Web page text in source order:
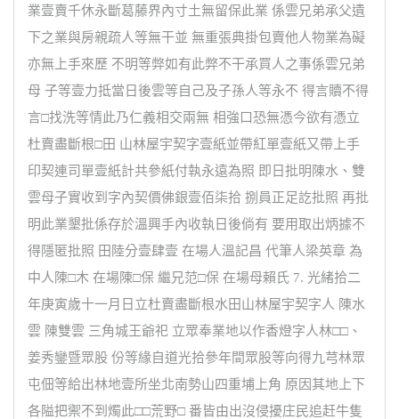
業壹賣千休永斷葛藤界內寸土無留保此業 係雲兄弟承父遺
下之業與房親疏人等無干並 無重張典掛包賣他人物業為礙
亦無上手來歷 不明等弊如有此弊不干承買人之事係雲兄弟
母 子等壹力抵當日後雲等自己及子孫人等永不 得言贖不得
言□找洗等情此乃仁義相交兩無 相強口恐無憑今欲有憑立
杜賣盡斷根□田 山林屋宇契字壹紙並帶紅單壹紙又帶上手
印契連司單壹紙計共參紙付執永遠為照 即日批明陳水、雙
雲母子實收到字內契價佛銀壹佰柒拾 捌員正足訖批照 再批
明此業墾批係存於溫興手內收執日後倘有 要用取出炳據不
得隱匿批照 田陸分壹肆壹 在場人溫記昌 代筆人梁英章 為
中人陳□木 在場陳□保 繼兄范□保 在場母賴氏 7. 光緒拾二
年庚寅歲十一月日立杜賣盡斷根水田山林屋宇契字人 陳水
雲 陳雙雲 三角城王爺祀 立眾奉業地以作香燈字人林□□、
姜秀鑾暨眾股 份等緣自道光拾參年間眾股等向得九芎林眾
屯佃等給出林地壹所坐北南勢山四重埔上角 原因其地上下
各隘把禦不到燭此□□荒野□ 番皆由出沒侵擾庄民追赶牛隻